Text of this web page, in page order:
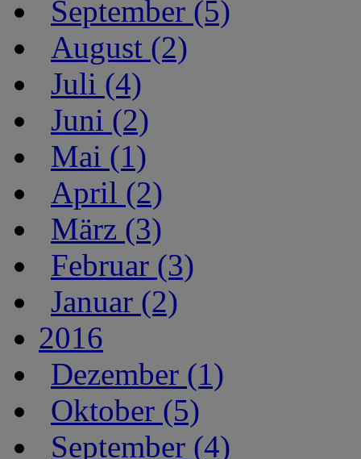
September (5)
August (2)
Juli (4)
Juni (2)
Mai (1)
April (2)
März (3)
Februar (3)
Januar (2)
2016
Dezember (1)
Oktober (5)
September (4)